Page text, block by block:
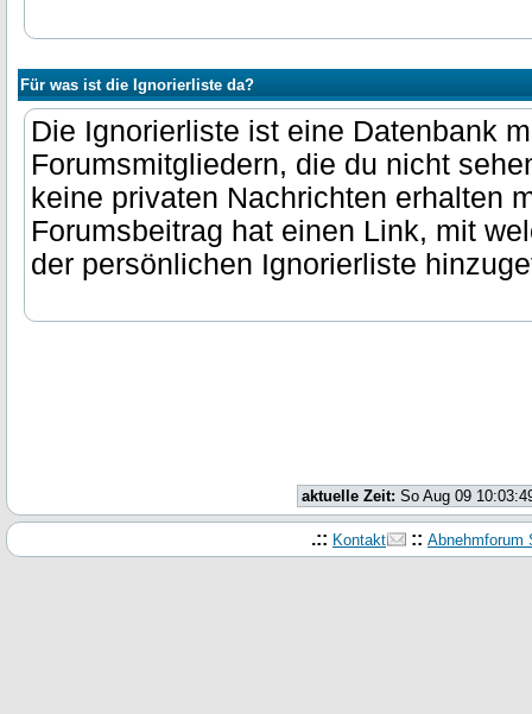
Für was ist die Ignorierliste da?
Die Ignorierliste ist eine Datenbank
Forumsmitgliedern, die du nicht
keine privaten Nachrichten erhalten
Forumsbeitrag hat einen Link, mit
der persönlichen Ignorierliste
aktuelle Zeit: So Aug 09
.:: Kontakt :: Abnehmforum